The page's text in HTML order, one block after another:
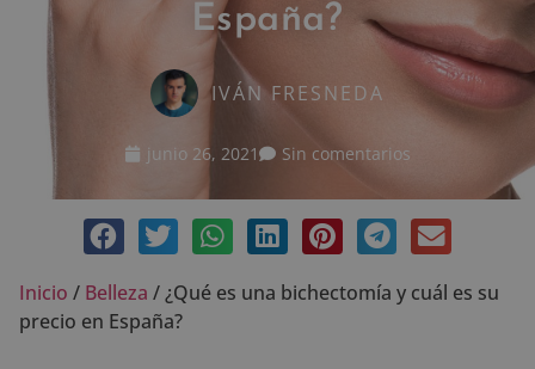
España?
IVÁN FRESNEDA
junio 26, 2021 Sin comentarios
Inicio / Belleza /¿Qué es una bichectomía y cuál es su
precio en España?